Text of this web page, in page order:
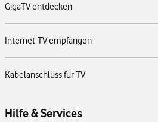
GigaTV entdecken
Internet-TV empfangen
Kabelanschluss für TV
Hilfe & Services